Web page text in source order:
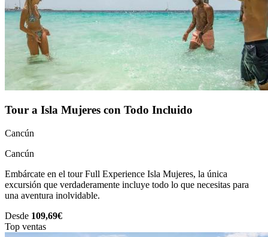
Tour a Isla Mujeres con Todo Incluido
Cancún
Cancún
Embárcate en el tour Full Experience Isla Mujeres, la única
excursión que verdaderamente incluye todo lo que necesitas para
una aventura inolvidable.
Desde 109,69€
Top ventas